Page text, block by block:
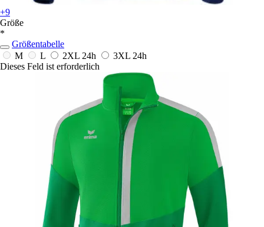
+9
Größe
*
Größentabelle
M
L 2XL 24h 3XL 24h
Dieses Feld ist erforderlich